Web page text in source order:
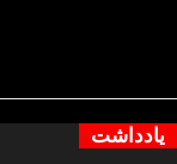
یادداشت